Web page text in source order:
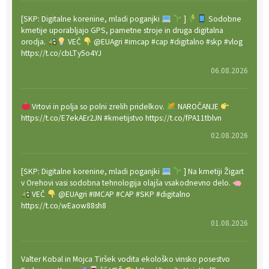
[SKP: Digitalne korenine, mladi poganjki ]
Sodobne
kmetije uporabljajo GPS, pametne stroje in druga digitalna
orodja.
VEČ
@EUAgri #imcap #cap #digitalno #skp #vlog
https://t.co/cbLTy5o4YJ
06.08.2026
Vrtovi in polja so polni zrelih pridelkov.
NAROČANJE
https://t.co/E7ekAEr2JN #kmetijstvo https://t.co/fPA11tblvn
02.08.2026
[SKP: Digitalne korenine, mladi poganjki
] Na kmetiji Žigart
v Orehovi vasi sodobna tehnologija olajša vsakodnevno delo.
VEČ
@EUAgri #IMCAP #CAP #SKP #digitalno
https://t.co/wEaow88sh8
01.08.2026
Valter Kobal in Mojca Tiršek vodita ekološko vinsko posestvo